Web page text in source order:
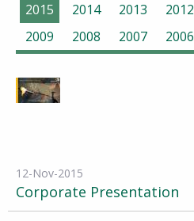
2015
2014 2013 2012
2009
2008 2007 2006
12-Nov-2015
Corporate Presentation